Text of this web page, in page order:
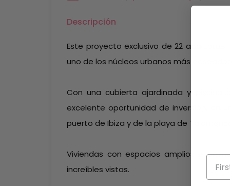
Descripción
Este proyecto exclusivo de 22
uno de los núcleos urbanos más
Con una cubierta ajardinada y
excelente oportunidad de inversión, en
puerto de Ibiza y de la playa de
Viviendas con espacios amplios y
increíbles vistas.